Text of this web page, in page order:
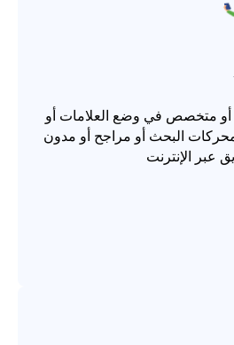
متخصص في وضع العلامات أو
البحث أو مراجح أو مدون
الإنترنت